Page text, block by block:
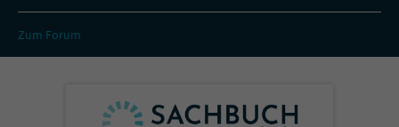
Zum Forum